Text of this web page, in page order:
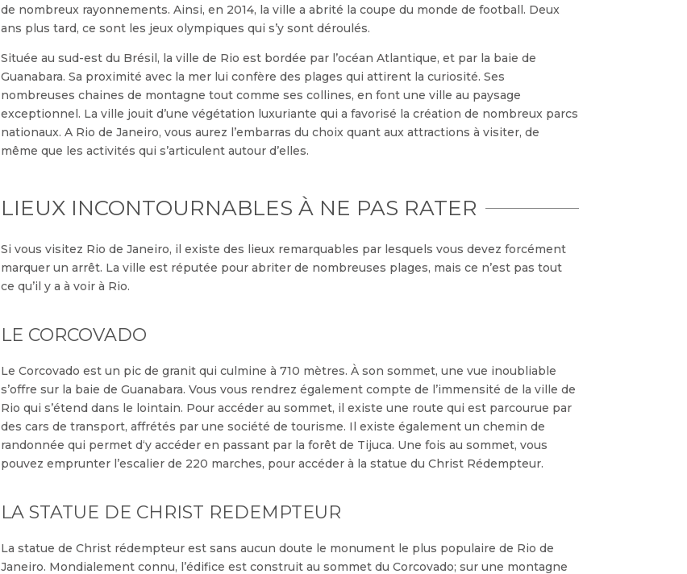
de nombreux rayonnements. Ainsi, en 2014, la ville a abrité la coupe du monde de football. Deux
ans plus tard, ce sont les jeux olympiques qui s’y sont déroulés.
Située au sud-est du Brésil, la ville de Rio est bordée par l’océan Atlantique, et par la baie de
Guanabara. Sa proximité avec la mer lui confère des plages qui attirent la curiosité. Ses
nombreuses chaines de montagne tout comme ses collines, en font une ville au paysage
exceptionnel. La ville jouit d’une végétation luxuriante qui a favorisé la création de nombreux parcs
nationaux. A Rio de Janeiro, vous aurez l’embarras du choix quant aux attractions à visiter, de
même que les activités qui s’articulent autour d’elles.
LIEUX INCONTOURNABLES À NE PAS RATER
Si vous visitez Rio de Janeiro, il existe des lieux remarquables par lesquels vous devez forcément
marquer un arrêt. La ville est réputée pour abriter de nombreuses plages, mais ce n’est pas tout
ce qu’il y a à voir à Rio.
LE CORCOVADO
Le Corcovado est un pic de granit qui culmine à 710 mètres. À son sommet, une vue inoubliable
s’offre sur la baie de Guanabara. Vous vous rendrez également compte de l’immensité de la ville de
Rio qui s’étend dans le lointain. Pour accéder au sommet, il existe une route qui est parcourue par
des cars de transport, affrétés par une société de tourisme. Il existe également un chemin de
randonnée qui permet d‘y accéder en passant par la forêt de Tijuca. Une fois au sommet, vous
pouvez emprunter l’escalier de 220 marches, pour accéder à la statue du Christ Rédempteur.
LA STATUE DE CHRIST REDEMPTEUR
La statue de Christ rédempteur est sans aucun doute le monument le plus populaire de Rio de
Janeiro. Mondialement connu, l’édifice est construit au sommet du Corcovado; sur une montagne